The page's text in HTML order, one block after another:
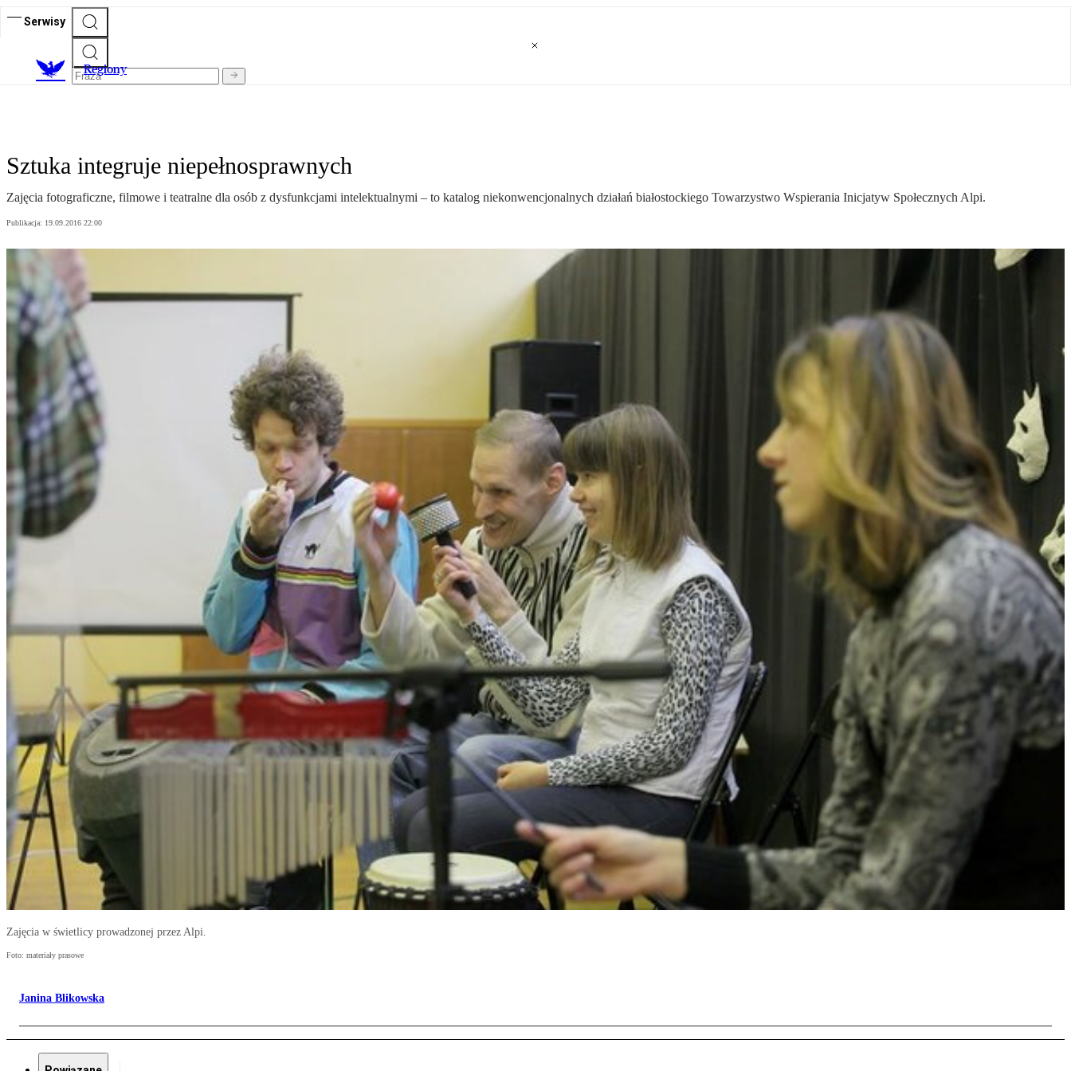
Serwisy
Regiony
Sztuka integruje niepełnosprawnych
Zajęcia fotograficzne, filmowe i teatralne dla osób z dysfunkcjami intelektualnymi – to katalog niekonwencjonalnych działań białostockiego Towarzystwo Wspierania Inicjatyw Społecznych Alpi.
Publikacja: 19.09.2016 22:00
Zajęcia w świetlicy prowadzonej przez Alpi.
Foto: materiały prasowe
Janina Blikowska